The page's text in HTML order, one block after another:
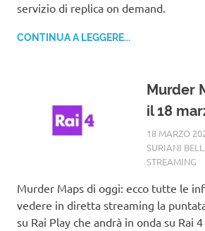
servizio di replica on demand.
CONTINUA A LEGGERE...
Murder
il 18
18 MARZO
SURIANI
STREAMING
Murder Maps di oggi: ecco tutte le
vedere in diretta streaming la
su Rai Play che andrà in onda su Rai